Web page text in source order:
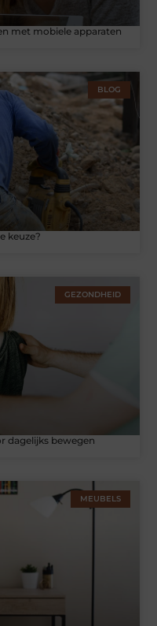
met mobiele apparaten
BLOG
keuze?
GEZONDHEID
dagelijks bewegen
MEUBELS